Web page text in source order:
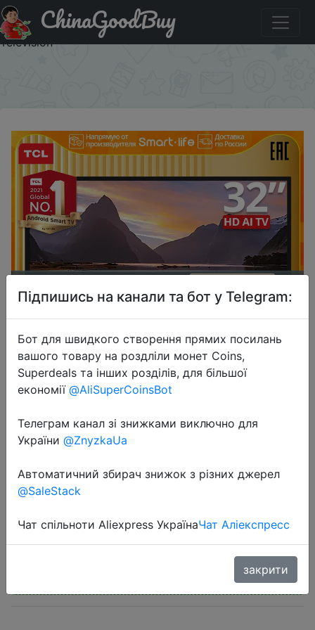
Придбати по знижці $131.63/332.64 телевизор смарт
32inch TCL 32S527 HD AI Smart TV LED HD DTV Android
Television
ChinaGoodBuy
телевизор смарт 32inch TCL
32S527 HD AI Smart TV LED HD
DTV Android Television
13990 руб.
"$131.63/332.64"
Підпишись на канали та бот у Telegram:
Бот для швидкого створення прямих посилань
вашого товару на роздліли монет Coins,
Superdeals та інших розділів, для більшої
економії @AliSuperCoinsBot
Телеграм канал зі знижками виключно для
України @ZnyzkaUa
Автоматичний збирач знижок з різних джерел
@SaleStack
Чат спільноти Aliexpress УкраїнаЧат Аліекспресс
закрити